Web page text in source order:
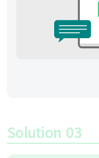
Solution 03